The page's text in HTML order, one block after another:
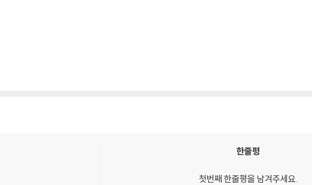
한줄평
첫번째 한줄평을 남겨주세요.